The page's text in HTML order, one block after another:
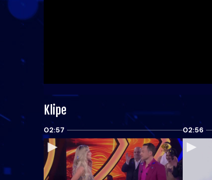
Klipe
02:57 02:56